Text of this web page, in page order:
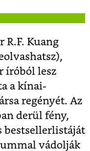
R.F. Kuang
íróból lesz
a kínai-
regényét. Az
derül fény,
bestsellerlistáját
vádolják